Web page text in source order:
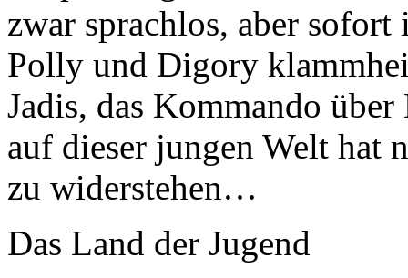
zwar sprachlos, aber
Polly und Digory
Jadis, das Kommando
auf dieser jungen Welt hat
zu widerstehen…
Das Land der Jugend